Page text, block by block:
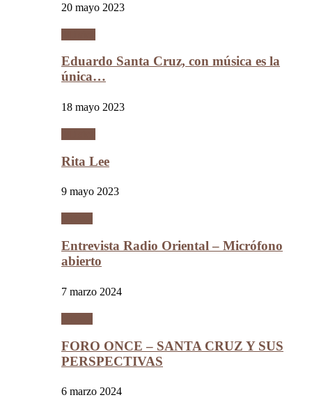
20 mayo 2023
Eduardo Santa Cruz, con música es la
única…
18 mayo 2023
Rita Lee
9 mayo 2023
Entrevista Radio Oriental – Micrófono
abierto
7 marzo 2024
FORO ONCE – SANTA CRUZ Y SUS
PERSPECTIVAS
6 marzo 2024